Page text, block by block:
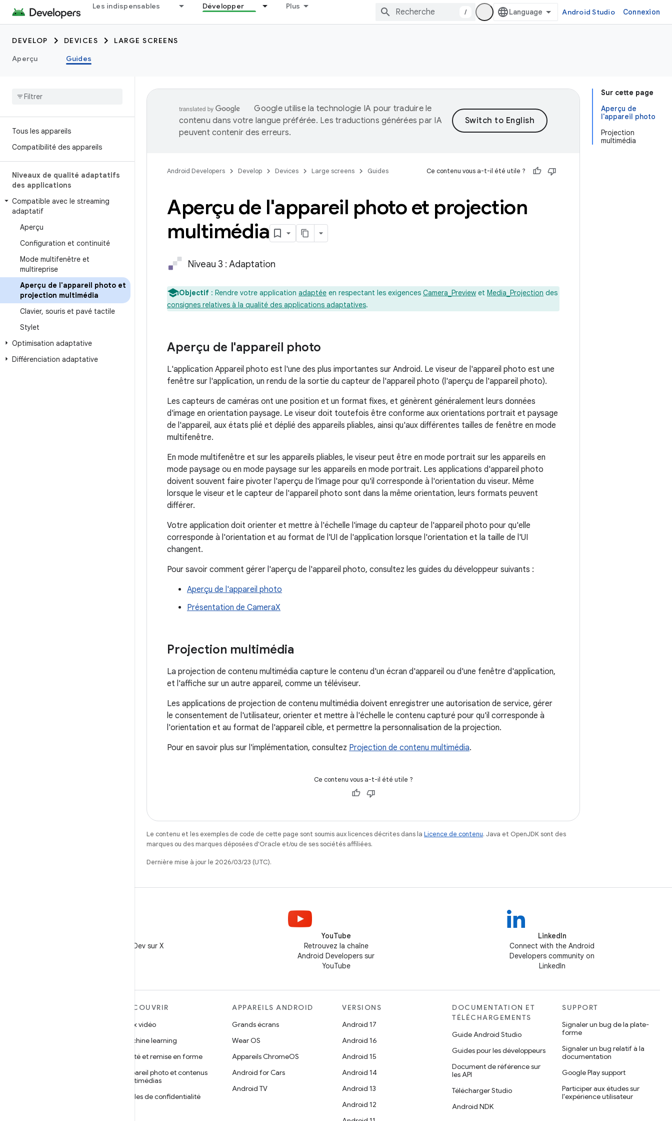
Les indispensables Développer Plus
/ Android Studio Connexion
DEVELOP DEVICES
LARGE SCREENS
Aperçu
Guides
Tous les appareils
Compatibilité des appareils
Niveaux de qualité adaptatifs
des applications
Compatible avec le streaming
adaptatif
Aperçu
Configuration et continuité
Mode multifenêtre et
multireprise
Aperçu de l'appareil photo et
projection multimédia
Clavier, souris et pavé tactile
Stylet
Optimisation adaptative
Différenciation adaptative
Sur cette page
Aperçu de
l'appareil photo
Projection
multimédia
Google utilise la technologie IA pour traduire le
contenu dans votre langue préférée. Les traductions générées par IA
peuvent contenir des erreurs.
Android Developers Develop Devices Large screens Guides Ce contenu vous a-t-il été utile ?
Aperçu de l'appareil photo et projection
multimédia
Niveau 3 : Adaptation
Objectif : Rendre votre application adaptée en respectant les exigences Camera_Preview et Media_Projection des
consignes relatives à la qualité des applications adaptatives.
Aperçu de l'appareil photo
L'application Appareil photo est l'une des plus importantes sur Android. Le viseur de l'appareil photo est une
fenêtre sur l'application, un rendu de la sortie du capteur de l'appareil photo (l'aperçu de l'appareil photo).
Les capteurs de caméras ont une position et un format fixes, et génèrent généralement leurs données
d'image en orientation paysage. Le viseur doit toutefois être conforme aux orientations portrait et paysage
de l'appareil, aux états plié et déplié des appareils pliables, ainsi qu'aux différentes tailles de fenêtre en mode
multifenêtre.
En mode multifenêtre et sur les appareils pliables, le viseur peut être en mode portrait sur les appareils en
mode paysage ou en mode paysage sur les appareils en mode portrait. Les applications d'appareil photo
doivent souvent faire pivoter l'aperçu de l'image pour qu'il corresponde à l'orientation du viseur. Même
lorsque le viseur et le capteur de l'appareil photo sont dans la même orientation, leurs formats peuvent
différer.
Votre application doit orienter et mettre à l'échelle l'image du capteur de l'appareil photo pour qu'elle
corresponde à l'orientation et au format de l'UI de l'application lorsque l'orientation et la taille de l'UI
changent.
Pour savoir comment gérer l'aperçu de l'appareil photo, consultez les guides du développeur suivants :
Aperçu de l'appareil photo
Présentation de CameraX
Projection multimédia
La projection de contenu multimédia capture le contenu d'un écran d'appareil ou d'une fenêtre d'application,
et l'affiche sur un autre appareil, comme un téléviseur.
Les applications de projection de contenu multimédia doivent enregistrer une autorisation de service, gérer
le consentement de l'utilisateur, orienter et mettre à l'échelle le contenu capturé pour qu'il corresponde à
l'orientation et au format de l'appareil cible, et permettre la personnalisation de la projection.
Pour en savoir plus sur l'implémentation, consultez Projection de contenu multimédia.
Ce contenu vous a-t-il été utile ?
Le contenu et les exemples de code de cette page sont soumis aux licences décrites dans la Licence de contenu. Java et OpenJDK sont des
marques ou des marques déposées d'Oracle et/ou de ses sociétés affiliées.
Dernière mise à jour le 2026/03/23 (UTC).
Suivez @AndroidDev sur X
YouTube
Retrouvez la chaîne
Android Developers sur
YouTube
LinkedIn
Connect with the Android
Developers community on
LinkedIn
DÉCOUVRIR
Jeux vidéo
Machine learning
Santé et remise en forme
Appareil photo et contenus
multimédias
Règles de confidentialité
APPAREILS ANDROID
Grands écrans
Wear OS
Appareils ChromeOS
Android for Cars
Android TV
VERSIONS
Android 17
Android 16
Android 15
Android 14
Android 13
Android 12
DOCUMENTATION ET
TÉLÉCHARGEMENTS
Guide Android Studio
Guides pour les développeurs
Document de référence sur
les API
Télécharger Studio
Android NDK
SUPPORT
Signaler un bug de la plate-
forme
Signaler un bug relatif à la
documentation
Google Play support
Participer aux études sur
l'expérience utilisateur